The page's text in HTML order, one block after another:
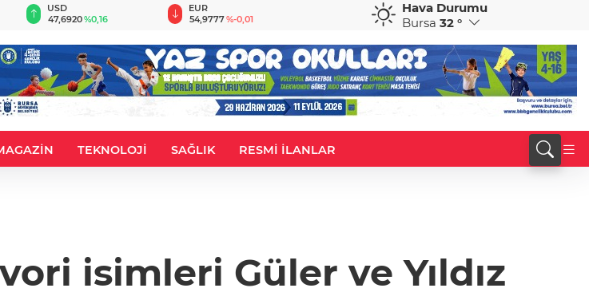
USD
47,6920%0,16
EUR
54,9777%-0,01 %0,08
CHF
58,6690
Hava Durumu
Bursa 32 °
TEKNOLOJİ SAĞLIK RESMİ İLANLAR
isimleri Güler ve Yıldız